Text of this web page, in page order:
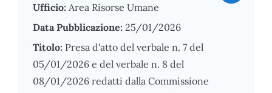
Ufficio: Area Risorse Umane
Data Pubblicazione: 25/01/2026
Titolo: Presa d'atto del verbale n. 7 del
05/01/2026 e del verbale n. 8 del
08/01/2026 redatti dalla Commissione